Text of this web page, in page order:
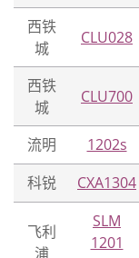
西铁
城
CLU028
西铁
城
CLU700
流明 1202s
科锐
CXA1304
飞利
浦
SLM
1201